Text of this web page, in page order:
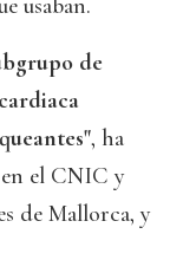
usaban.
de
, ha
el CNIC y
de Mallorca, y